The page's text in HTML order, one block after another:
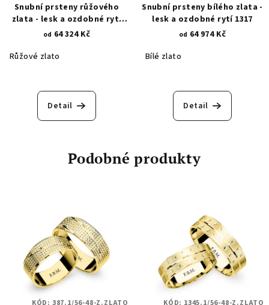
Snubní prsteny růžového
zlata - lesk a ozdobné rytí
1317.2
od 64 324 Kč
Růžové zlato
Detail
Snubní prsteny bílého zlata -
lesk a ozdobné rytí 1317
od 64 974 Kč
Bílé zlato
Detail
Podobné produkty
KÓD: 387.1/56-48-Z.ZLATO KÓD: 1345.1/56-48-Z.ZLATO